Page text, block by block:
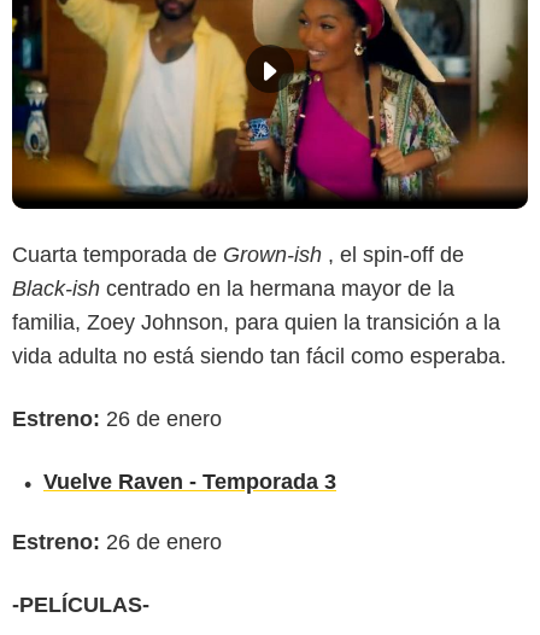
Cuarta temporada de Grown-ish , el spin-off de
Black-ish centrado en la hermana mayor de la
familia, Zoey Johnson, para quien la transición a la
vida adulta no está siendo tan fácil como esperaba.
Estreno: 26 de enero
Vuelve Raven - Temporada 3
Estreno: 26 de enero
-PELÍCULAS-